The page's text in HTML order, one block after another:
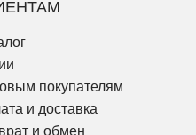
покупателям
и доставка
и обмен